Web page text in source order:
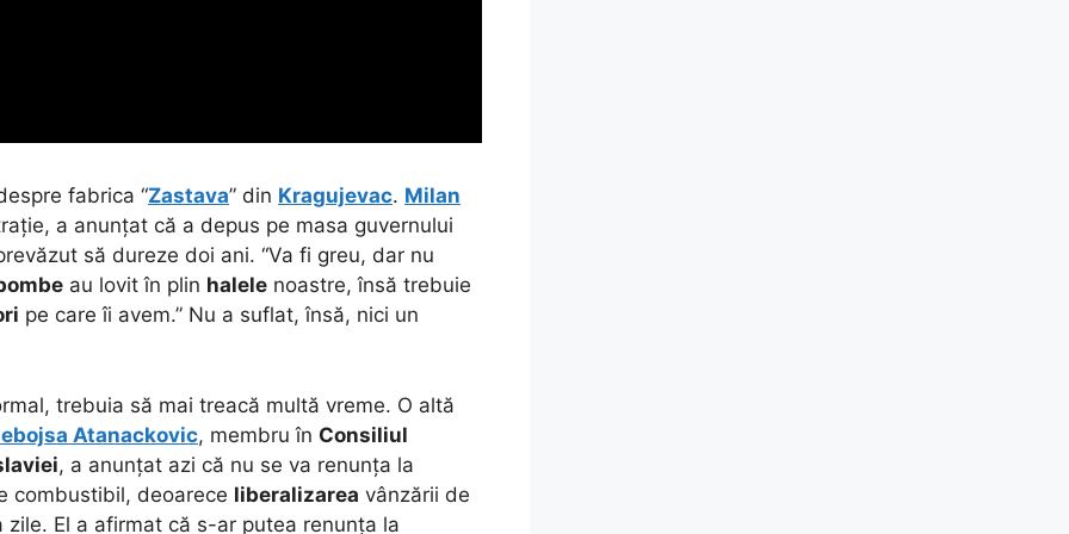
fabrica “Zastava” din Kragujevac. Milan
a anunțat că a depus pe masa guvernului
să dureze doi ani. “Va fi greu, dar nu
au lovit în plin halele noastre, însă trebuie
pe care îi avem.” Nu a suflat, însă, nici un
trebuia să mai treacă multă vreme. O altă
Atanackovic, membru în Consiliul
, a anunțat azi că nu se va renunța la
combustibil, deoarece liberalizarea vânzării de
El a afirmat că s-ar putea renunța la